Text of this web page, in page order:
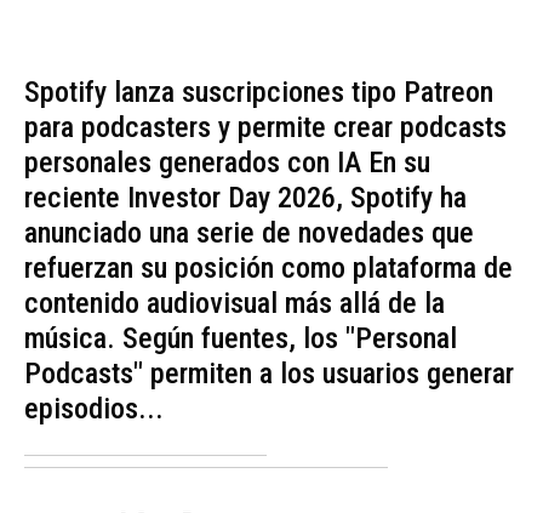
Spotify lanza suscripciones tipo Patreon
para podcasters y permite crear podcasts
personales generados con IA En su
reciente Investor Day 2026, Spotify ha
anunciado una serie de novedades que
refuerzan su posición como plataforma de
contenido audiovisual más allá de la
música. Según fuentes, los "Personal
Podcasts" permiten a los usuarios generar
episodios...